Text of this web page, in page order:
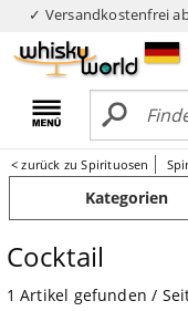
✓ Versandkostenfrei
< zurück zu Spirituosen
Kategorien
Cocktail
1 Artikel gefunden /